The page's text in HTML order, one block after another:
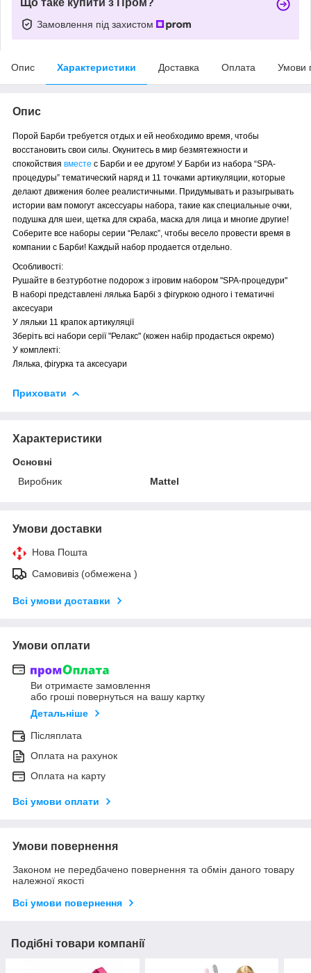
Замовлення під захистом
Опис Характеристики Доставка Оплата Умови
Опис
Порой Барби требуется отдых и ей необходимо время, чтобы
восстановить свои силы. Окунитесь в мир безмятежности и
спокойствия вместе с Барби и ее другом! У Барби из набора “SPA-
процедуры” тематический наряд и 11 точками артикуляции, которые
делают движения более реалистичными. Придумывать и разыгрывать
истории вам помогут аксессуары набора, такие как специальные очки,
подушка для шеи, щетка для скраба, маска для лица и многие другие!
Соберите все наборы серии “Релакс”, чтобы весело провести время в
компании с Барби! Каждый набор продается отдельно.
Особливості:
Рушайте в безтурботне подорож з ігровим набором "SPA-процедури"
В наборі представлені лялька Барбі з фігуркою одного і тематичні
аксесуари
У ляльки 11 крапок артикуляції
Зберіть всі набори серії "Релакс" (кожен набір продається окремо)
У комплекті:
Лялька, фігурка та аксесуари
Приховати
Характеристики
Основні
Виробник
Mattel
Умови доставки
Нова Пошта
Самовивіз (обмежена )
Всі умови доставки
Умови оплати
Ви отримаєте замовлення
або гроші повернуться на вашу картку
Детальніше
Післяплата
Оплата на рахунок
Оплата на карту
Всі умови оплати
Умови повернення
Законом не передбачено повернення та обмін даного товару
належної якості
Всі умови повернення
Подібні товари компанії